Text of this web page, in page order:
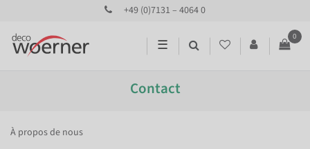
+49 (0)7131 – 4064 0
☰
0
Contact
À propos de nous